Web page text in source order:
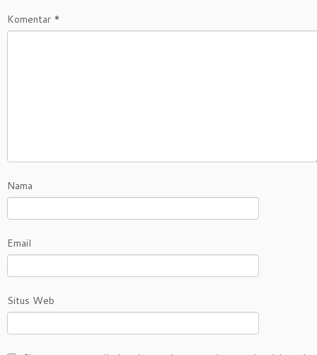
Komentar *
Nama
Email
Situs Web